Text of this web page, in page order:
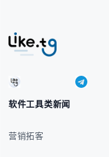
软件工具类新闻
营销拓客